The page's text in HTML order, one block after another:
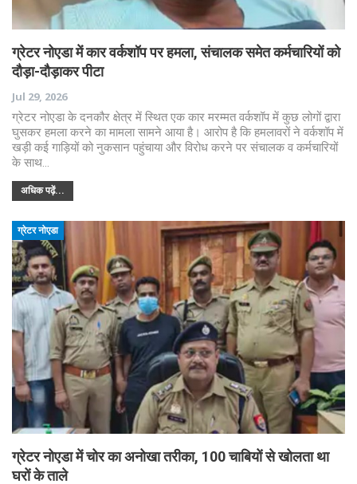
ग्रेटर नोएडा में कार वर्कशॉप पर हमला, संचालक समेत कर्मचारियों को
दौड़ा-दौड़ाकर पीटा
Jul 29, 2026
ग्रेटर नोएडा के दनकौर क्षेत्र में स्थित एक कार मरम्मत वर्कशॉप में कुछ लोगों द्वारा
घुसकर हमला करने का मामला सामने आया है। आरोप है कि हमलावरों ने वर्कशॉप में
खड़ी कई गाड़ियों को नुकसान पहुंचाया और विरोध करने पर संचालक व कर्मचारियों
के साथ…
अधिक पढ़ें...
ग्रेटर नोएडा
ग्रेटर नोएडा में चोर का अनोखा तरीका, 100 चाबियों से खोलता था
घरों के ताले